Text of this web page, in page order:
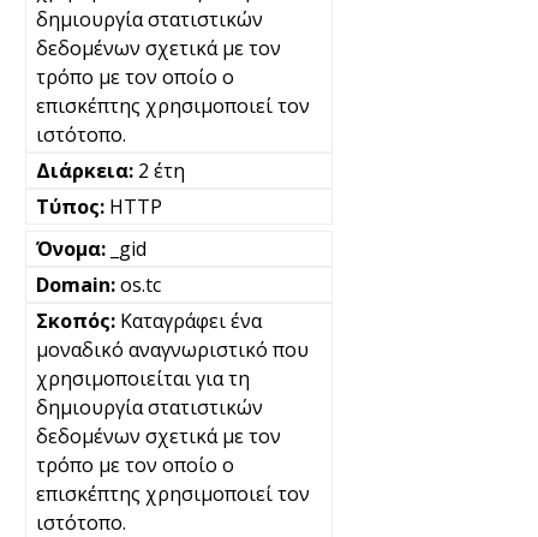
δημιουργία στατιστικών
δεδομένων σχετικά με τον
τρόπο με τον οποίο ο
επισκέπτης χρησιμοποιεί τον
ιστότοπο.
2 έτη
HTTP
_gid
os.tc
Καταγράφει ένα
μοναδικό αναγνωριστικό που
χρησιμοποιείται για τη
δημιουργία στατιστικών
δεδομένων σχετικά με τον
τρόπο με τον οποίο ο
επισκέπτης χρησιμοποιεί τον
ιστότοπο.